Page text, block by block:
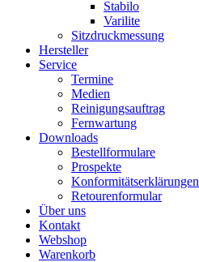
Stabilo
Varilite
Sitzdruckmessung
Hersteller
Service
Termine
Medien
Reinigungsauftrag
Fernwartung
Downloads
Bestellformulare
Prospekte
Konformitätserklärungen
Retourenformular
Über uns
Kontakt
Webshop
Warenkorb